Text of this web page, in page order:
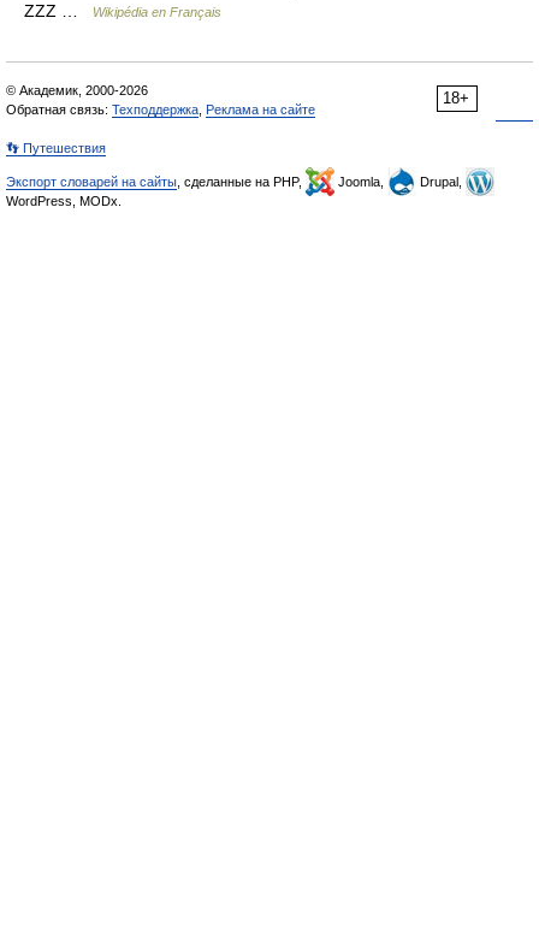
ZZZ …
Wikipédia en Français
18+
© Академик, 2000-2026
Обратная связь: Техподдержка Реклама на сайте
👣 Путешествия
Экспорт словарей на сайты , сделанные на PHP, Joomla,
Drupal,
WordPress, MODx.